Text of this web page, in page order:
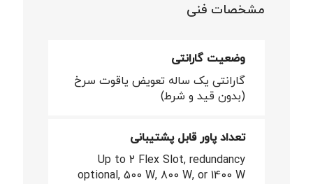
مشخصات فنی
وضعیت گارانتی
گارانتی یک ساله تعویض یاقوت سرخ
(بدون قید و شرط)
تعداد پاور قابل پشتیبانی
Up to 2 Flex Slot, redundancy
optional, 500 W, 800 W, or 1400 W